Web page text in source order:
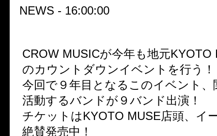
NEWS - 16:00:00
CROW MUSICが今年も地元KYOTO
のカウントダウンイベントを行う！
今回で９年目となるこのイベント、
活動するバンドが９バンド出演！
チケットはKYOTO MUSE店頭、イ
絶賛発売中！